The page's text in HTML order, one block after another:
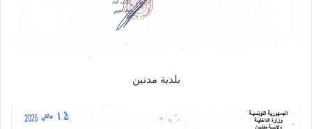
بلدية مدنين